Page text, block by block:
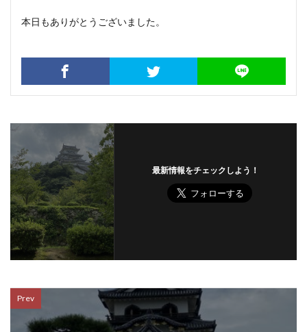
本日もありがとうございました。
最新情報をチェックしよう！
Prev